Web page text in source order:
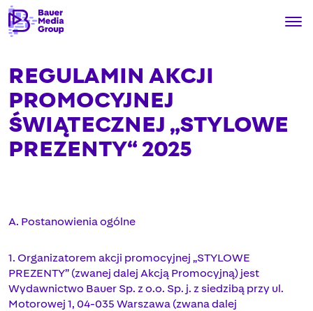
REGULAMIN AKCJI
PROMOCYJNEJ
ŚWIĄTECZNEJ „STYLOWE
PREZENTY“ 2025
A. Postanowienia ogólne
1. Organizatorem akcji promocyjnej „STYLOWE
PREZENTY” (zwanej dalej Akcją Promocyjną) jest
Wydawnictwo Bauer Sp. z o.o. Sp. j. z siedzibą przy ul.
Motorowej 1, 04-035 Warszawa (zwana dalej